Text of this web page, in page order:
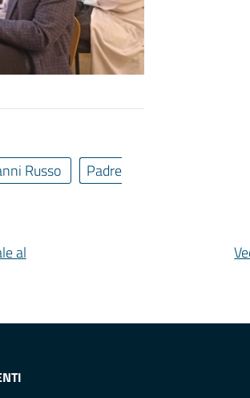
Russo
Padre
al